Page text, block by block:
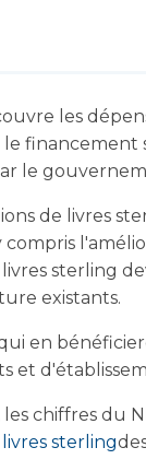
les
financement
le
de livres
compris
sterling
existants.
en
et
les chiffres du
sterling